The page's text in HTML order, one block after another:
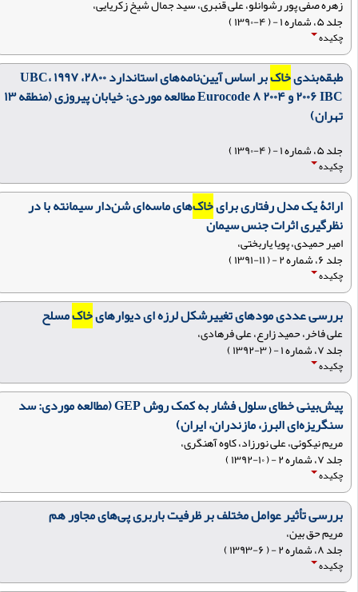
زهره صفی پور رشوانلو، علی قنبری، سید جمال شیخ زکریایی،
جلد ۵، شماره ۱ - ( ۴-۱۳۹۰ )
چکیده
طبقه‌بندیخاک بر اساس آیین‌نامه‌های استاندارد ۲۸۰۰، ۱۹۹۷ UBC،
۲۰۰۶ IBC و ۲۰۰۴ Eurocode ۸ مطالعه موردی: خیابان پیروزی (منطقه ۱۳
تهران)
جلد ۵، شماره ۱ - ( ۴-۱۳۹۰ )
چکیده
ارائۀ یک مدل رفتاری برایخاک‌های ماسه‌ای شن‌دار سیمانته با در
نظرگیری اثرات جنس سیمان
امیر حمیدی، پویا یاربختی،
جلد ۶، شماره ۲ - ( ۱۱-۱۳۹۱ )
چکیده
بررسی عددی مودهای تغییرشکل لرزه ای دیوارهایخاکمسلح
علی فاخر، حمید زارع، علی فرهادی،
جلد ۷، شماره ۱ - ( ۳-۱۳۹۲ )
چکیده
پیش‌بینی خطای سلول‌ فشار به‏ کمک روش GEP (مطالعه موردی: سد
سنگریزه‌ای البرز، مازندران، ایران)
مریم نیکوئی، علی نورزاد، کاوه آهنگری،
جلد ۷، شماره ۲ - ( ۱۰-۱۳۹۲ )
چکیده
بررسی تأثیر عوامل مختلف بر ظرفیت باربری پی‌های مجاور هم
مریم حق بین،
جلد ۸، شماره ۲ - ( ۶-۱۳۹۳ )
چکیده